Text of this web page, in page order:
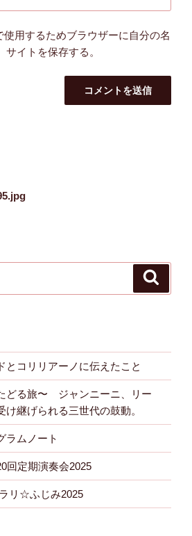
使用するためブラウザーに自分の名
イトを保存する。
とコリリアーノに伝えたこと
どる旅〜 ジャンニーニ、リー
け継げられる三世代の鼓動。
ラムノート
定期演奏会2025
リ☆ふじみ2025